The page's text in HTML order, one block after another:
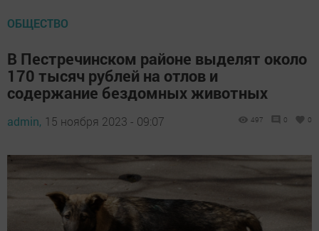
ОБЩЕСТВО
В Пестречинском районе выделят около
170 тысяч рублей на отлов и
содержание бездомных животных
admin, 15 ноября 2023 - 09:07 497 0 0